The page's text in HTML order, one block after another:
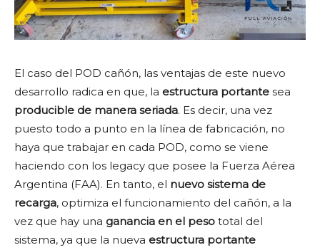
El caso del POD cañón, las ventajas de este nuevo
desarrollo radica en que, la estructura portante sea
producible de manera seriada. Es decir, una vez
puesto todo a punto en la línea de fabricación, no
haya que trabajar en cada POD, como se viene
haciendo con los legacy que posee la Fuerza Aérea
Argentina (FAA). En tanto, el nuevo sistema de
recarga, optimiza el funcionamiento del cañón, a la
vez que hay una ganancia en el peso total del
sistema, ya que la nueva estructura portante